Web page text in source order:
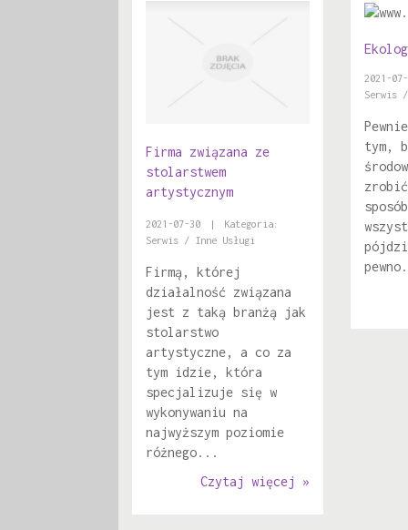
Firma związana ze
stolarstwem
artystycznym
2021-07-30 |
Kategoria:
Serwis / Inne Usługi
Firmą, której
działalność związana
jest z taką branżą jak
stolarstwo
artystyczne, a co za
tym idzie, która
specjalizuje się w
wykonywaniu na
najwyższym poziomie
różnego...
Czytaj więcej »
2021-
Serwis
tym,